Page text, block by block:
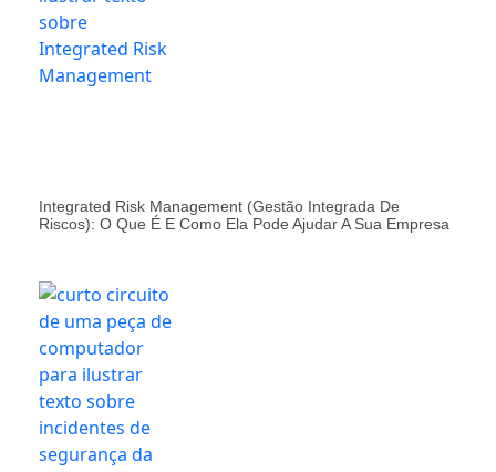
Integrated Risk Management (Gestão Integrada De
Riscos): O Que É E Como Ela Pode Ajudar A Sua Empresa